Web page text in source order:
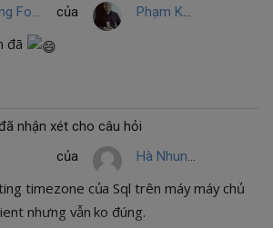
UX Review – Ứng dụng Foody, ngôi sao startup của năm 2017
của Phạm Khôi UX Designer
đã
nhận xét cho câu hỏi
của Hà Nhung
timezone của Sql trên máy máy chủ
nhưng vẫn ko đúng.